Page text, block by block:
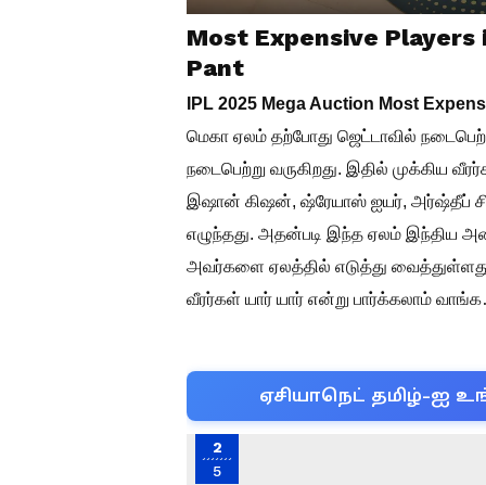
Most Expensive Players
Pant
IPL 2025 Mega Auction Most
மெகா ஏலம் தற்போது ஜெட்டாவில்
நடைபெற்று வருகிறது. இதில் முக்கிய
இஷான் கிஷன், ஷ்ரேயாஸ் ஐயர், அர்ஷ்தீப்
எழுந்தது. அதன்படி இந்த ஏலம் இந்திய
அவர்களை ஏலத்தில் எடுத்து
வீரர்கள் யார் யார் என்று பார்க்கலாம்
ஏசியாநெட் தமிழ்-ஐ
2
5